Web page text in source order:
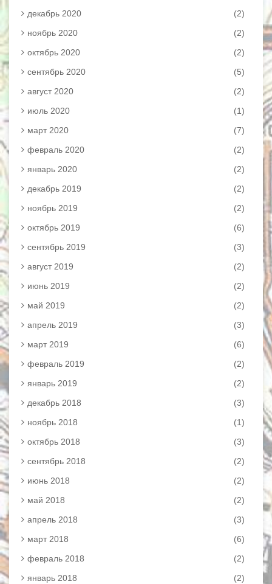
декабрь 2020
(2)
ноябрь 2020
(2)
октябрь 2020
(2)
сентябрь 2020
(5)
август 2020
(2)
июль 2020
(1)
март 2020
(7)
февраль 2020
(2)
январь 2020
(2)
декабрь 2019
(2)
ноябрь 2019
(2)
октябрь 2019
(6)
сентябрь 2019
(3)
август 2019
(2)
июнь 2019
(2)
май 2019
(2)
апрель 2019
(3)
март 2019
(6)
февраль 2019
(2)
январь 2019
(2)
декабрь 2018
(3)
ноябрь 2018
(1)
октябрь 2018
(3)
сентябрь 2018
(2)
июнь 2018
(2)
май 2018
(2)
апрель 2018
(3)
март 2018
(6)
февраль 2018
(2)
январь 2018
(2)